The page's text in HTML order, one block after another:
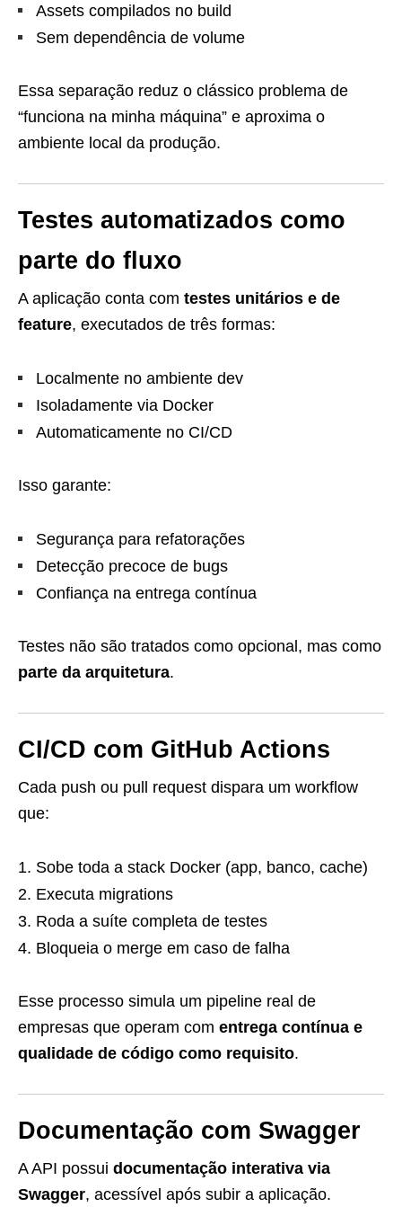
Assets compilados no build
Sem dependência de volume
Essa separação reduz o clássico problema de
“funciona na minha máquina” e aproxima o
ambiente local da produção.
Testes automatizados como
parte do fluxo
A aplicação conta com testes unitários e de
feature, executados de três formas:
Localmente no ambiente dev
Isoladamente via Docker
Automaticamente no CI/CD
Isso garante:
Segurança para refatorações
Detecção precoce de bugs
Confiança na entrega contínua
Testes não são tratados como opcional, mas como
parte da arquitetura.
CI/CD com GitHub Actions
Cada push ou pull request dispara um workflow
que:
Sobe toda a stack Docker (app, banco, cache)
Executa migrations
Roda a suíte completa de testes
Bloqueia o merge em caso de falha
Esse processo simula um pipeline real de
empresas que operam com entrega contínua e
qualidade de código como requisito.
Documentação com Swagger
A API possui documentação interativa via
Swagger, acessível após subir a aplicação.